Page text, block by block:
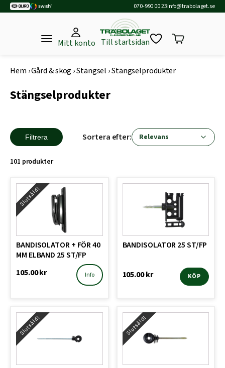
070-990 00 23info@trabolaget.se
Mitt konto Till startsidan
Hem ›Gård & skog ›Stängsel ›Stängselprodukter
Stängselprodukter
Filtrera Sortera efter:
101 produkter
Slutsåld!
BANDISOLATOR + FÖR 40
MM ELBAND 25 ST/FP
105.00kr Info
BANDISOLATOR 25 ST/FP
105.00kr KÖP
Slutsåld! Slutsåld!